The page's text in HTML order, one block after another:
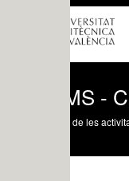
-
les activitats científiques,